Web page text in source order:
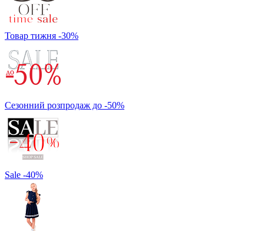
Товар тижня -30%
Сезонний розпродаж до -50%
Sale -40%